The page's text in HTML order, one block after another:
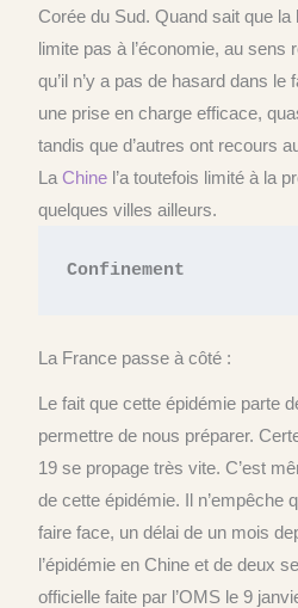
Corée du Sud. Quand sait que
limite pas à l’économie, au sens
qu’il n’y a pas de hasard dans
une prise en charge efficace,
tandis que d’autres ont recours
LaChine l’a toutefois limité à la
quelques villes ailleurs.
Confinement
La France passe à côté :
Le fait que cette épidémie parte
permettre de nous préparer.
19 se propage très vite. C’est
de cette épidémie. Il n’empêche
faire face, un délai de un mois
l’épidémie en Chine et de deux
officielle faite par l’OMS le 9